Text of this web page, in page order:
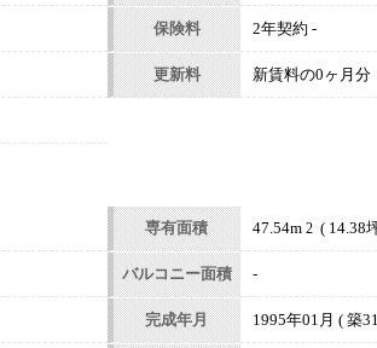
保険料 2年契約 -
更新料 新賃料の0ヶ月分
専有面積 47.54m 2( 14.38
バルコニー面積 -
完成年月 1995年01月 ( 築